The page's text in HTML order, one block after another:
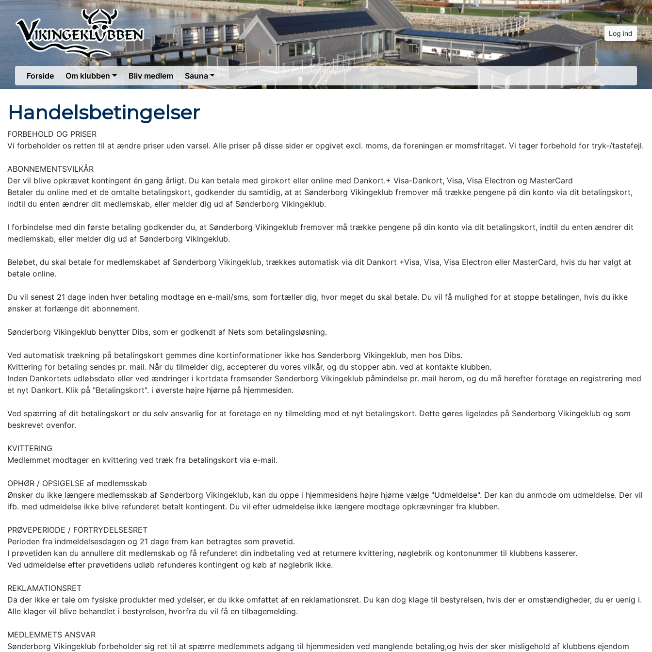
Log ind
Forside Om klubben Bliv medlem Sauna
Handelsbetingelser
FORBEHOLD OG PRISER
Vi forbeholder os retten til at ændre priser uden varsel. Alle priser på disse sider er opgivet excl. moms, da foreningen er momsfritaget. Vi tager forbehold for tryk-/tastefejl.
ABONNEMENTSVILKÅR
Der vil blive opkrævet kontingent én gang årligt. Du kan betale med girokort eller online med Dankort.+ Visa-Dankort, Visa, Visa Electron og MasterCard
Betaler du online med et de omtalte betalingskort, godkender du samtidig, at at Sønderborg Vikingeklub fremover må trække pengene på din konto via dit betalingskort,
indtil du enten ændrer dit medlemskab, eller melder dig ud af Sønderborg Vikingeklub.
I forbindelse med din første betaling godkender du, at Sønderborg Vikingeklub fremover må trække pengene på din konto via dit betalingskort, indtil du enten ændrer dit
medlemskab, eller melder dig ud af Sønderborg Vikingeklub.
Beløbet, du skal betale for medlemskabet af Sønderborg Vikingeklub, trækkes automatisk via dit Dankort +Visa, Visa, Visa Electron eller MasterCard, hvis du har valgt at
betale online.
Du vil senest 21 dage inden hver betaling modtage en e-mail/sms, som fortæller dig, hvor meget du skal betale. Du vil få mulighed for at stoppe betalingen, hvis du ikke
ønsker at forlænge dit abonnement.
Sønderborg Vikingeklub benytter Dibs, som er godkendt af Nets som betalingsløsning.
Ved automatisk trækning på betalingskort gemmes dine kortinformationer ikke hos Sønderborg Vikingeklub, men hos Dibs.
Kvittering for betaling sendes pr. mail. Når du tilmelder dig, accepterer du vores vilkår, og du stopper abn. ved at kontakte klubben.
Inden Dankortets udløbsdato eller ved ændringer i kortdata fremsender Sønderborg Vikingeklub påmindelse pr. mail herom, og du må herefter foretage en registrering med
et nyt Dankort. Klik på "Betalingskort". i øverste højre hjørne på hjemmesiden.
Ved spærring af dit betalingskort er du selv ansvarlig for at foretage en ny tilmelding med et nyt betalingskort. Dette gøres ligeledes på Sønderborg Vikingeklub og som
beskrevet ovenfor.
KVITTERING
Medlemmet modtager en kvittering ved træk fra betalingskort via e-mail.
OPHØR / OPSIGELSE af medlemsskab
Ønsker du ikke længere medlemsskab af Sønderborg Vikingeklub, kan du oppe i hjemmesidens højre hjørne vælge "Udmeldelse". Der kan du anmode om udmeldelse. Der vil
ifb. med udmeldelse ikke blive refunderet betalt kontingent. Du vil efter udmeldelse ikke længere modtage opkrævninger fra klubben.
PRØVEPERIODE / FORTRYDELSESRET
Perioden fra indmeldelsesdagen og 21 dage frem kan betragtes som prøvetid.
I prøvetiden kan du annullere dit medlemskab og få refunderet din indbetaling ved at returnere kvittering, nøglebrik og kontonummer til klubbens kasserer.
Ved udmeldelse efter prøvetidens udløb refunderes kontingent og køb af nøglebrik ikke.
REKLAMATIONSRET
Da der ikke er tale om fysiske produkter med ydelser, er du ikke omfattet af en reklamationsret. Du kan dog klage til bestyrelsen, hvis der er omstændigheder, du er uenig i.
Alle klager vil blive behandlet i bestyrelsen, hvorfra du vil få en tilbagemelding.
MEDLEMMETS ANSVAR
Sønderborg Vikingeklub forbeholder sig ret til at spærre medlemmets adgang til hjemmesiden ved manglende betaling,og hvis der sker misligehold af klubbens ejendom